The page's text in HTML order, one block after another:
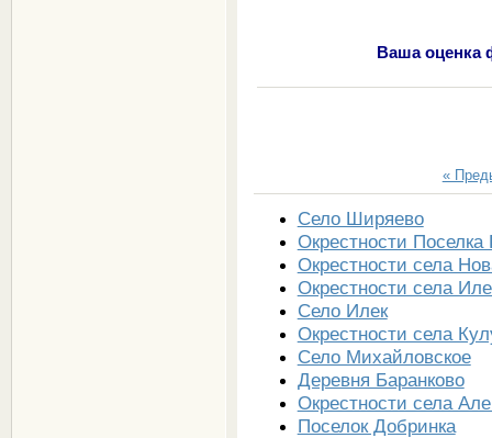
Ваша оценка
«
Село Ширяево
Окрестности
Окрестности села
Окрестности села
Село Илек
Окрестности села
Село Михайловское
Деревня Баранково
Окрестности села
Поселок Добринка